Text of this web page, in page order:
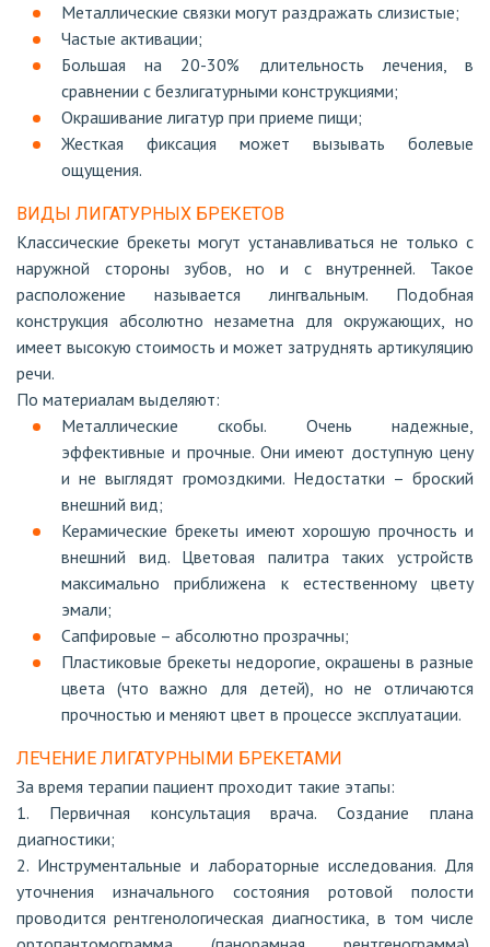
Металлические связки могут раздражать слизистые;
Частые активации;
Большая на 20-30% длительность лечения, в
сравнении с безлигатурными конструкциями;
Окрашивание лигатур при приеме пищи;
Жесткая фиксация может вызывать болевые
ощущения.
ВИДЫ ЛИГАТУРНЫХ БРЕКЕТОВ
Классические брекеты могут устанавливаться не только с
наружной стороны зубов, но и с внутренней. Такое
расположение называется лингвальным. Подобная
конструкция абсолютно незаметна для окружающих, но
имеет высокую стоимость и может затруднять артикуляцию
речи.
По материалам выделяют:
Металлические скобы. Очень надежные,
эффективные и прочные. Они имеют доступную цену
и не выглядят громоздкими. Недостатки – броский
внешний вид;
Керамические брекеты имеют хорошую прочность и
внешний вид. Цветовая палитра таких устройств
максимально приближена к естественному цвету
эмали;
Сапфировые – абсолютно прозрачны;
Пластиковые брекеты недорогие, окрашены в разные
цвета (что важно для детей), но не отличаются
прочностью и меняют цвет в процессе эксплуатации.
ЛЕЧЕНИЕ ЛИГАТУРНЫМИ БРЕКЕТАМИ
За время терапии пациент проходит такие этапы:
1. Первичная консультация врача. Создание плана
диагностики;
2. Инструментальные и лабораторные исследования. Для
уточнения изначального состояния ротовой полости
проводится рентгенологическая диагностика, в том числе